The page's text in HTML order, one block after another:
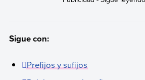
Sigue con:
Prefijos y sufijos